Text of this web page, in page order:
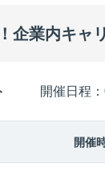
企業内キャ
開催日程：
開催